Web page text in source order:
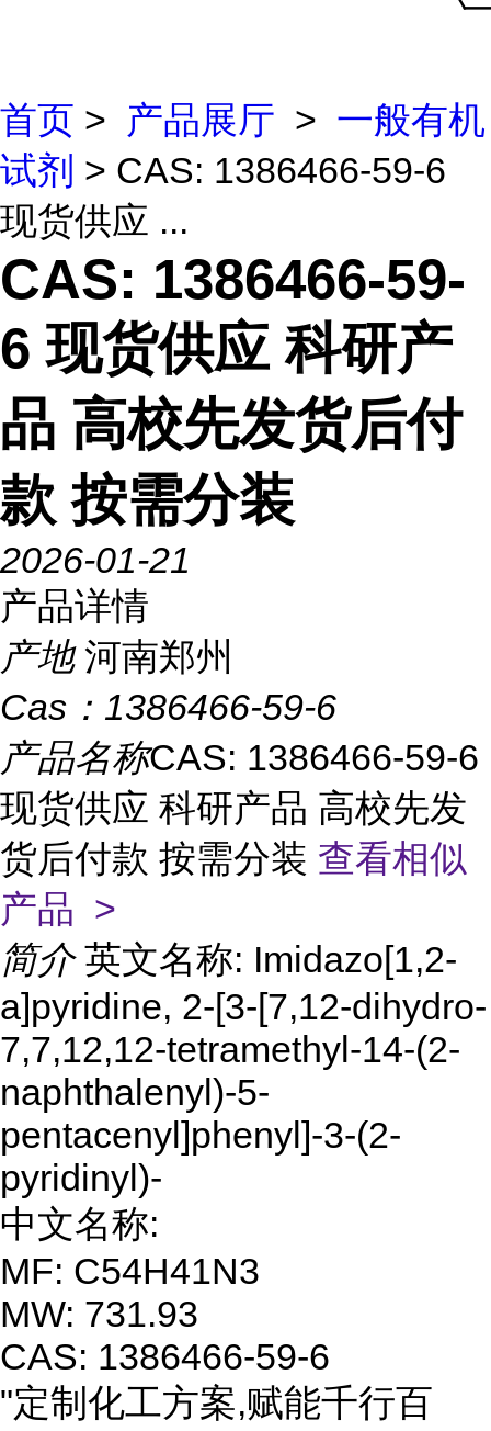
首页 > 产品展厅 > 一般有机
试剂 > CAS: 1386466-59-6
现货供应 ...
CAS: 1386466-59-
6 现货供应 科研产
品 高校先发货后付
款 按需分装
2026-01-21
产品详情
产地 河南郑州
Cas： 1386466-59-6
产品名称CAS: 1386466-59-6
现货供应 科研产品 高校先发
货后付款 按需分装 查看相似
产品 >
简介 英文名称: Imidazo[1,2-
a]pyridine, 2-[3-[7,12-dihydro-
7,7,12,12-tetramethyl-14-(2-
naphthalenyl)-5-
pentacenyl]phenyl]-3-(2-
pyridinyl)-
中文名称:
MF: C54H41N3
MW: 731.93
CAS: 1386466-59-6
"定制化工方案,赋能千行百